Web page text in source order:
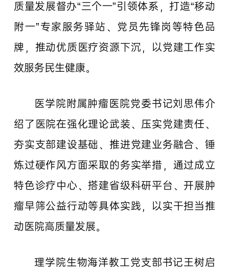
质量发展督办“三个一”引领体系，打造“移动
附一”专家服务驿站、党员先锋岗等特色品
牌，推动优质医疗资源下沉，以党建工作实
效服务民生健康。
医学院附属肿瘤医院党委书记刘思伟介
绍了医院在强化理论武装、压实党建责任、
夯实支部建设基础、推进党建业务融合、锤
炼过硬作风方面采取的务实举措，通过成立
特色诊疗中心、搭建省级科研平台、开展肿
瘤早筛公益行动等具体实践，以实干担当推
动医院高质量发展。
理学院生物海洋教工党支部书记王树启